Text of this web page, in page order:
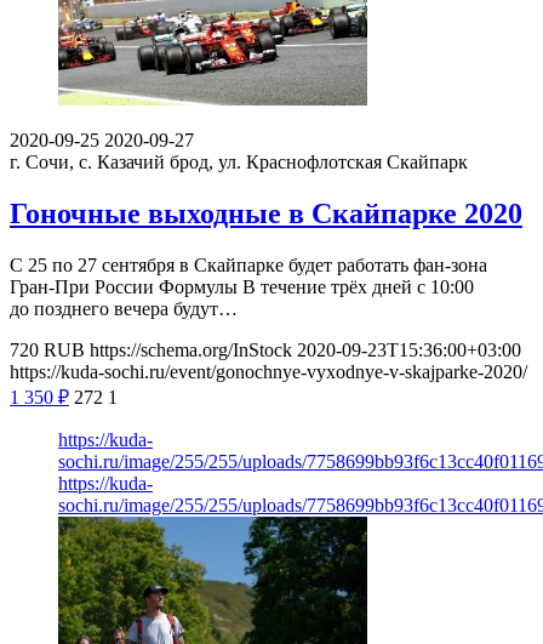
2020-09-25 2020-09-27
г. Сочи, с. Казачий брод, ул. Краснофлотская Скайпарк
Гоночные выходные в Скайпарке 2020
С 25 по 27 сентября в Скайпарке будет работать фан-зона
Гран-При России Формулы В течение трёх дней с 10:00
до позднего вечера будут…
720 RUB https://schema.org/InStock 2020-09-23T15:36:00+03:00
https://kuda-sochi.ru/event/gonochnye-vyxodnye-v-skajparke-2020/
1 350 ₽ 272 1
https://kuda-
sochi.ru/image/255/255/uploads/
https://kuda-
sochi.ru/image/255/255/uploads/